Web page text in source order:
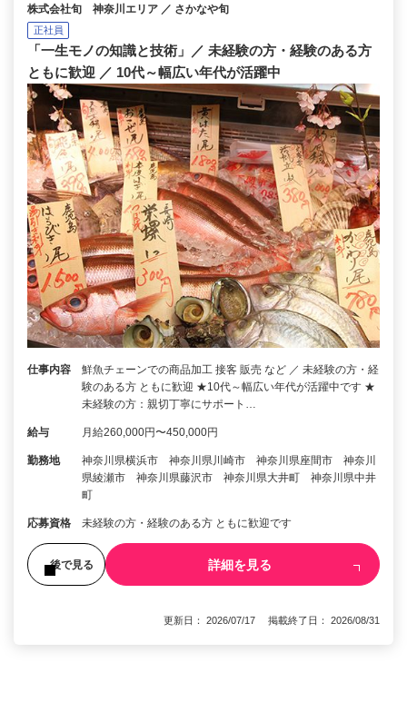
株式会社旬 神奈川エリア ／ さかなや旬
正社員
「一生モノの知識と技術」／ 未経験の方・経験のある方
ともに歓迎 ／ 10代～幅広い年代が活躍中
仕事内容
鮮魚チェーンでの商品加工 接客 販売 など ／ 未経験の方・経
験のある方 ともに歓迎 ★10代～幅広い年代が活躍中です ★
未経験の方：親切丁寧にサポート…
給与 月給260,000円〜450,000円
勤務地
神奈川県横浜市 神奈川県川崎市 神奈川県座間市 神奈川
県綾瀬市 神奈川県藤沢市 神奈川県大井町 神奈川県中井
町
応募資格 未経験の方・経験のある方 ともに歓迎です
後で見る 詳細を見る
更新日： 2026/07/17 掲載終了日： 2026/08/31